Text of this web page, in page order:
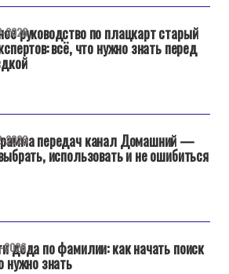
руководство по плацкарт старый
всё, что нужно знать перед
2026
передач канал Домашний —
использовать и не ошибиться
2026
деда по фамилии: как начать поиск
нужно знать
2026